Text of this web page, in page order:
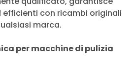
efficienti con ricambi originali
marca.
per macchine di pulizia